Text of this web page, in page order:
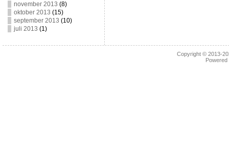
november 2013 (8)
oktober 2013 (15)
september 2013 (10)
juli 2013 (1)
Copyright © 2013-